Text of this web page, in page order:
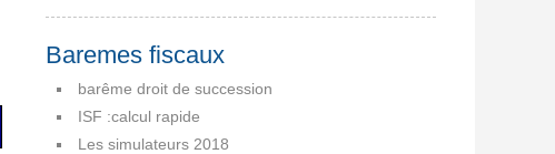
Baremes fiscaux
barême droit de succession
ISF :calcul rapide
Les simulateurs 2018